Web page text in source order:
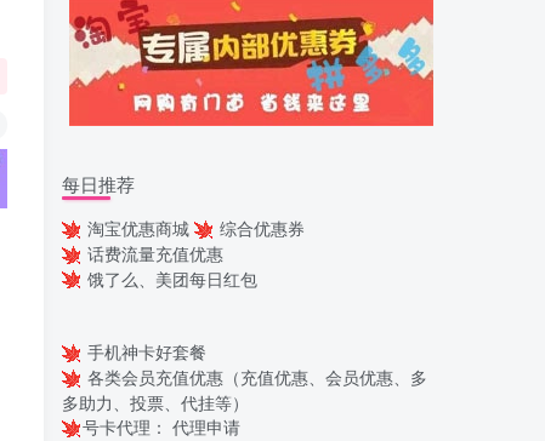
每日推荐
淘宝优惠商城
综合优惠券
话费流量充值优惠
饿了么、美团每日红包
手机神卡好套餐
各类会员充值优惠（充值优惠、会员优惠、多
多助力、投票、代挂等）
号卡代理： 代理申请